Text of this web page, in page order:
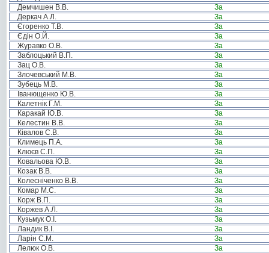
Демчишен В.В.
За
Деркач А.Л.
За
Єгоренко Т.В.
За
Єдін О.Й.
За
Журавко О.В.
За
Заблоцький В.П.
За
Зац О.В.
За
Злочевський М.В.
За
Зубець М.В.
За
Іванющенко Ю.В.
За
Калетнік Г.М.
За
Каракай Ю.В.
За
Келестин В.В.
За
Ківалов С.В.
За
Климець П.А.
За
Клюєв С.П.
За
Ковальова Ю.В.
За
Козак В.В.
За
Колесніченко В.В.
За
Комар М.С.
За
Корж В.П.
За
Коржев А.Л.
За
Кузьмук О.І.
За
Ландик В.І.
За
Ларін С.М.
За
Лелюк О.В.
За